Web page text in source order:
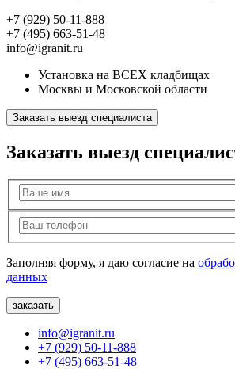
+7 (929) 50-11-888
+7 (495) 663-51-48
info@igranit.ru
Установка на ВСЕХ кладбищах
Москвы и Московской области
Заказать выезд специалиста
Заказать выезд
Заполняя форму, я даю согласие на
данных
info@igranit.ru
+7 (929) 50-11-888
+7 (495) 663-51-48